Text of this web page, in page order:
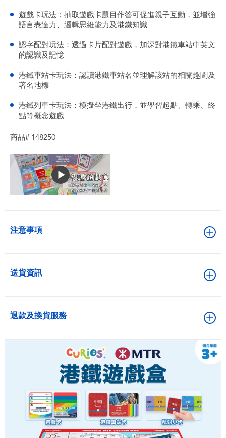
遊戲卡玩法：抽取遊戲卡題目作答可促進親子互動，並增強
語言表達力、邏輯思維能力及港鐵知識
認字配對玩法：透過卡片配對遊戲，加深對港鐵車站中英文
的認識及記憶
港鐵車站卡玩法：認讀港鐵車站名並理解該站的相關趣聞及
著名地標
港鐵列車卡玩法：模擬坐港鐵出行，並學習起點、轉乘、終
點等概念遊戲
商品# 148250
注意事項
送貨資訊
退款及換貨服務